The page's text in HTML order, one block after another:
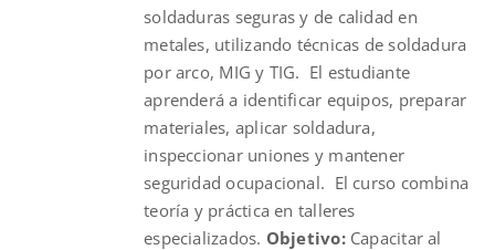
soldaduras seguras y de calidad en
metales, utilizando técnicas de soldadura
por arco, MIG y TIG. El estudiante
aprenderá a identificar equipos, preparar
materiales, aplicar soldadura,
inspeccionar uniones y mantener
seguridad ocupacional. El curso combina
teoría y práctica en talleres
especializados. Objetivo:Capacitar al